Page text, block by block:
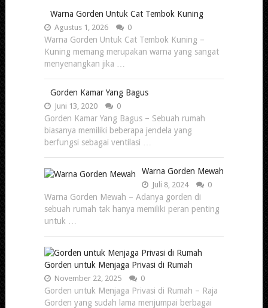
Warna Gorden Untuk Cat Tembok Kuning
Agustus 1, 2026 0
Warna Gorden Untuk Cat Tembok Kuning –
Kuning memang merupakan warna yang sangat
menyenangkan jika …
Gorden Kamar Yang Bagus
Juni 13, 2020 0
Gorden Kamar Yang Bagus – Sebuah rumah
biasanya memiliki beberapa jendela yang
berfungsi sebagai ventilasi …
Warna Gorden Mewah
Juli 8, 2024 0
Warna Gorden Mewah – Adanya gorden di
sebuah rumah tak hanya memiliki peran penting
untuk …
Gorden untuk Menjaga Privasi di Rumah
November 22, 2025 0
Gorden untuk Menjaga Privasi di Rumah – Raja
Gorden yang sudah lama menjumpai berbagai